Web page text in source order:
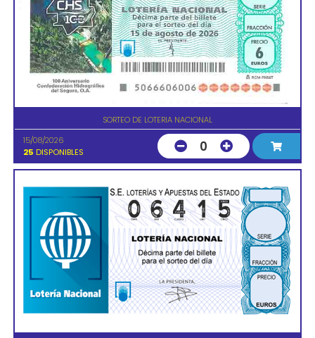
SORTEO DE LOTERIA NACIONAL
15/08/2026
25 DISPONIBLES 0